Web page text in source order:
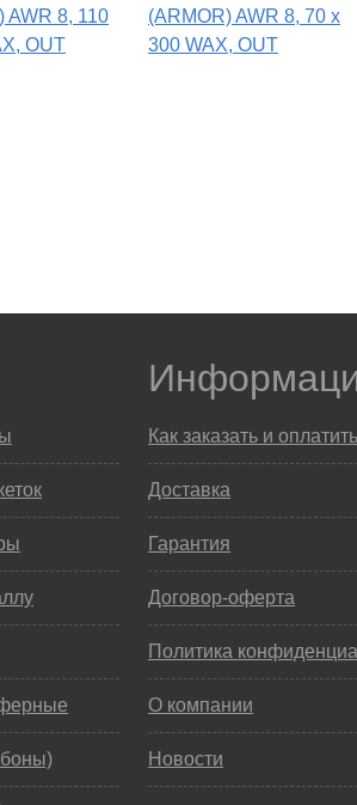
AWR 8, 110
OUT
(ARMOR) AWR 8, 70 х
300 WAX, OUT
Как заказать и оплатить
Доставка
Гарантия
Договор-оферта
Политика
О компании
Новости